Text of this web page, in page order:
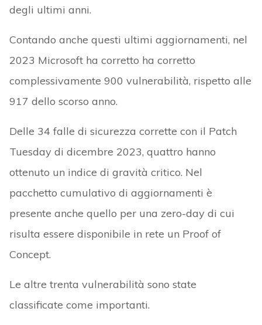
degli ultimi anni.
Contando anche questi ultimi aggiornamenti, nel
2023 Microsoft ha corretto ha corretto
complessivamente 900 vulnerabilità, rispetto alle
917 dello scorso anno.
Delle 34 falle di sicurezza corrette con il Patch
Tuesday di dicembre 2023, quattro hanno
ottenuto un indice di gravità critico. Nel
pacchetto cumulativo di aggiornamenti è
presente anche quello per una zero-day di cui
risulta essere disponibile in rete un Proof of
Concept.
Le altre trenta vulnerabilità sono state
classificate come importanti.